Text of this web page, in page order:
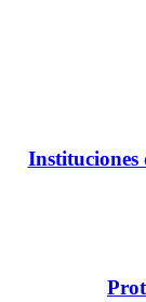
Instituciones